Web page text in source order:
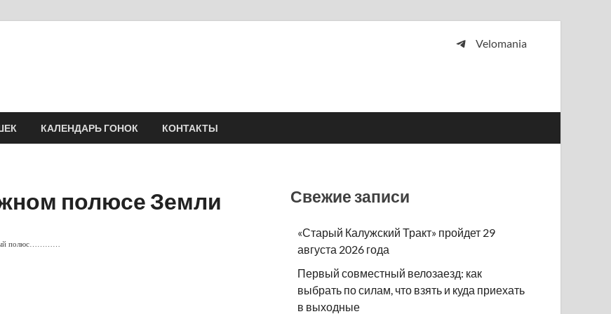
Velomania
КАЛЕНДАРЬ ГОНОК КОНТАКТЫ
полюсе Земли
полюс…………
Свежие записи
«Старый Калужский Тракт» пройдет 29
августа 2026 года
Первый совместный велозаезд: как
выбрать по силам, что взять и куда приехать
в выходные